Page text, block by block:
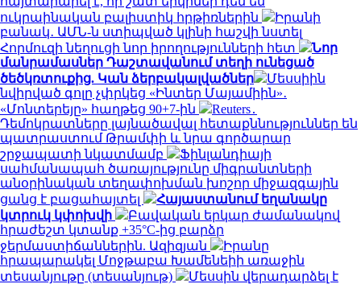
ուկրաինական բալիստիկ հրթիռներին
Իրանի
բանակ․ ԱՄՆ-ն ստիպված կլինի հաշվի նստել
Հորմուզի նեղուցի նոր իրողությունների հետ
Նոր
մանրամասներ Դաշտավանում տեղի ունեցած
ծեծկռտուքից. Կան ձերբակալվածներ
Մեսսիին
նվիրված գոլը չփրկեց «Ինտեր Մայամիին»․
«Մոնտերեյը» հաղթեց 90+7-ին
Reuters․
Դեմոկրատները լայնածավալ հետաքննություններ են
պատրաստում Թրամփի և նրա գործարար
շրջապատի նկատմամբ
Ֆինլանդիայի
սահմանապահ ծառայությունը միգրանտների
անօրինական տեղափոխման խոշոր միջազգային
ցանց է բացահայտել
Հայաստանում եղանակը
կտրուկ կփոխվի
Բավական երկար ժամանակով
հրաժեշտ կտանք +35°C-ից բարձր
ջերմաստիճաններին. Ազիզյան
Իրանը
հրապարակել Մոջթաբա Խամենեիի առաջին
տեսանյութը (տեսանյութ)
Մեսսին վերադարձել է